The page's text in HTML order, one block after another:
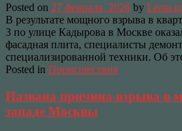
Posted on 27 февраля, 2026 by Lenta.ru
В результате мощного взрыва в
3 по улице Кадырова в Москве
фасадная плита, специалисты
специализированной техники. Об
Posted in Происшествия
Названа причина взрыва в
западе Москвы